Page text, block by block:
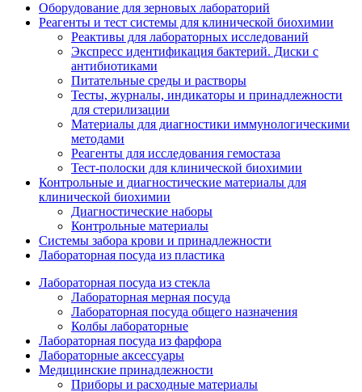
Оборудование для зерновых лабораторий
Реагенты и тест системы для клинической биохимии
Реактивы для лабораторных исследований
Экспресс идентификация бактерий. Диски с
антибиотиками
Питательные среды и растворы
Тесты, журналы, индикаторы и принадлежности
для стерилизации
Материалы для диагностики иммунологическими
методами
Реагенты для исследования гемостаза
Тест-полоски для клинической биохимии
Контрольные и диагностические материалы для
клинической биохимии
Диагностические наборы
Контрольные материалы
Системы забора крови и принадлежности
Лабораторная посуда из пластика
Лабораторная посуда из стекла
Лабораторная мерная посуда
Лабораторная посуда общего назначения
Колбы лабораторные
Лабораторная посуда из фарфора
Лабораторные аксессуары
Медицинские принадлежности
Приборы и расходные материалы